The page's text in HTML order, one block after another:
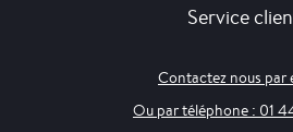
Service
Contactez nous par
Ou par téléphone : 01